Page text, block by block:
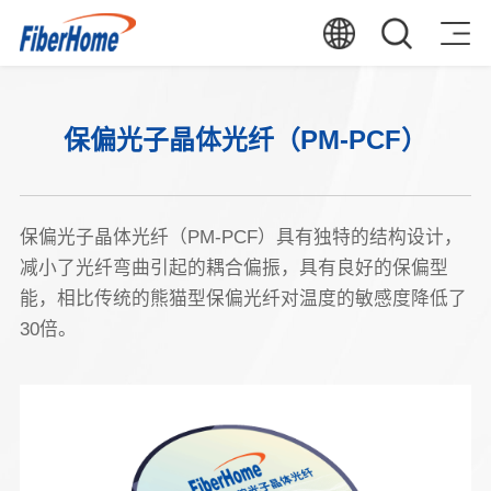
保偏光子晶体光纤（PM-PCF）
保偏光子晶体光纤（PM-PCF）具有独特的结构设计，
减小了光纤弯曲引起的耦合偏振，具有良好的保偏型
能，相比传统的熊猫型保偏光纤对温度的敏感度降低了
30倍。